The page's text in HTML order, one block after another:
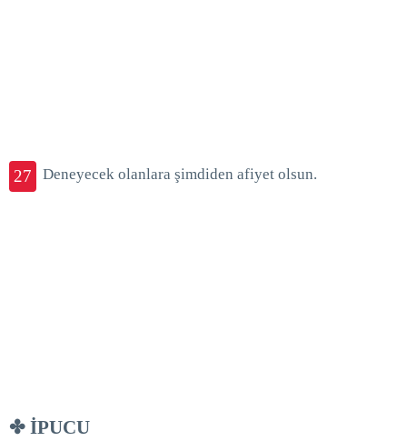
27 Deneyecek olanlara şimdiden afiyet olsun.
✤ İPUCU